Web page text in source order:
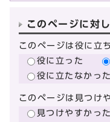
このページに対
このページは役に立
役に立った
役に立たなかった
このページは見つけ
見つけやすかった